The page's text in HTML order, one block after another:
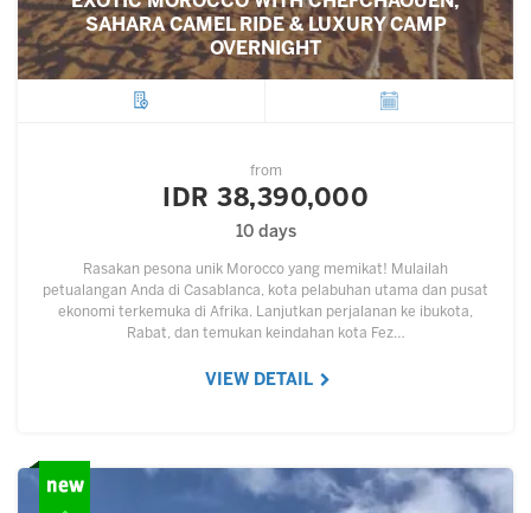
SAHARA CAMEL RIDE & LUXURY CAMP
OVERNIGHT
from
IDR 38,390,000
10 days
Rasakan pesona unik Morocco yang memikat! Mulailah
petualangan Anda di Casablanca, kota pelabuhan utama dan pusat
ekonomi terkemuka di Afrika. Lanjutkan perjalanan ke ibukota,
Rabat, dan temukan keindahan kota Fez…
VIEW DETAIL